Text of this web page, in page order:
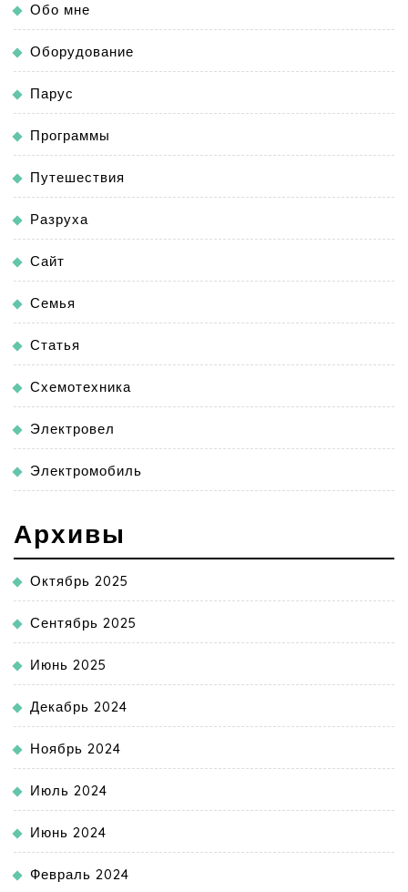
Обо мне
Оборудование
Парус
Программы
Путешествия
Разруха
Сайт
Семья
Статья
Схемотехника
Электровел
Электромобиль
Архивы
Октябрь 2025
Сентябрь 2025
Июнь 2025
Декабрь 2024
Ноябрь 2024
Июль 2024
Июнь 2024
Февраль 2024